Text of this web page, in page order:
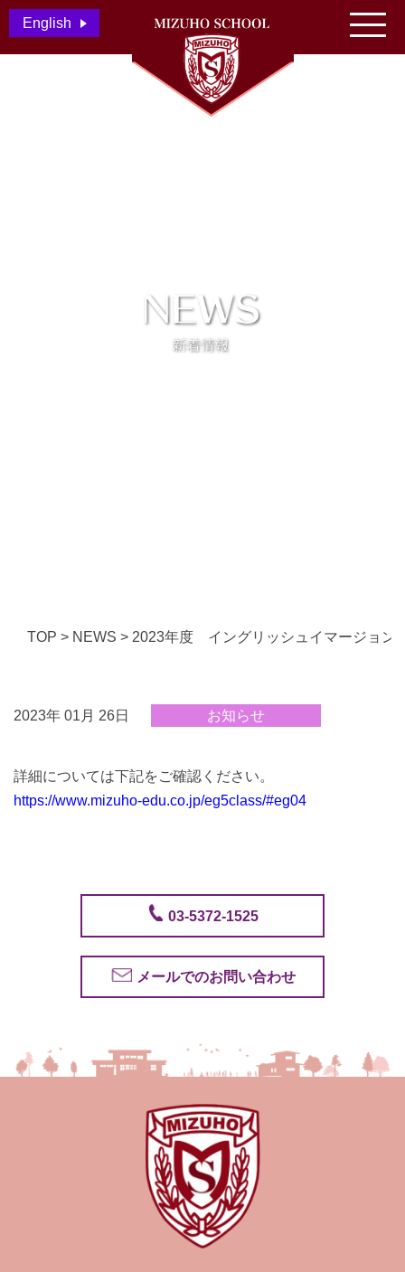
English
TOP > NEWS > 2023年度 イングリッシュイマージョン
2023年 01月 26日 お知らせ
詳細については下記をご確認ください。
https://www.mizuho-edu.co.jp/eg5class/#eg04
03-5372-1525
メールでのお問い合わせ